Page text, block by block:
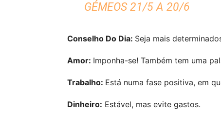
GÉMEOS 21/5 A 20/6
Conselho Do Dia: Seja mais
Amor: Imponha-se! Também tem uma
Trabalho: Está numa fase positiva, em
Dinheiro: Estável, mas evite gastos.